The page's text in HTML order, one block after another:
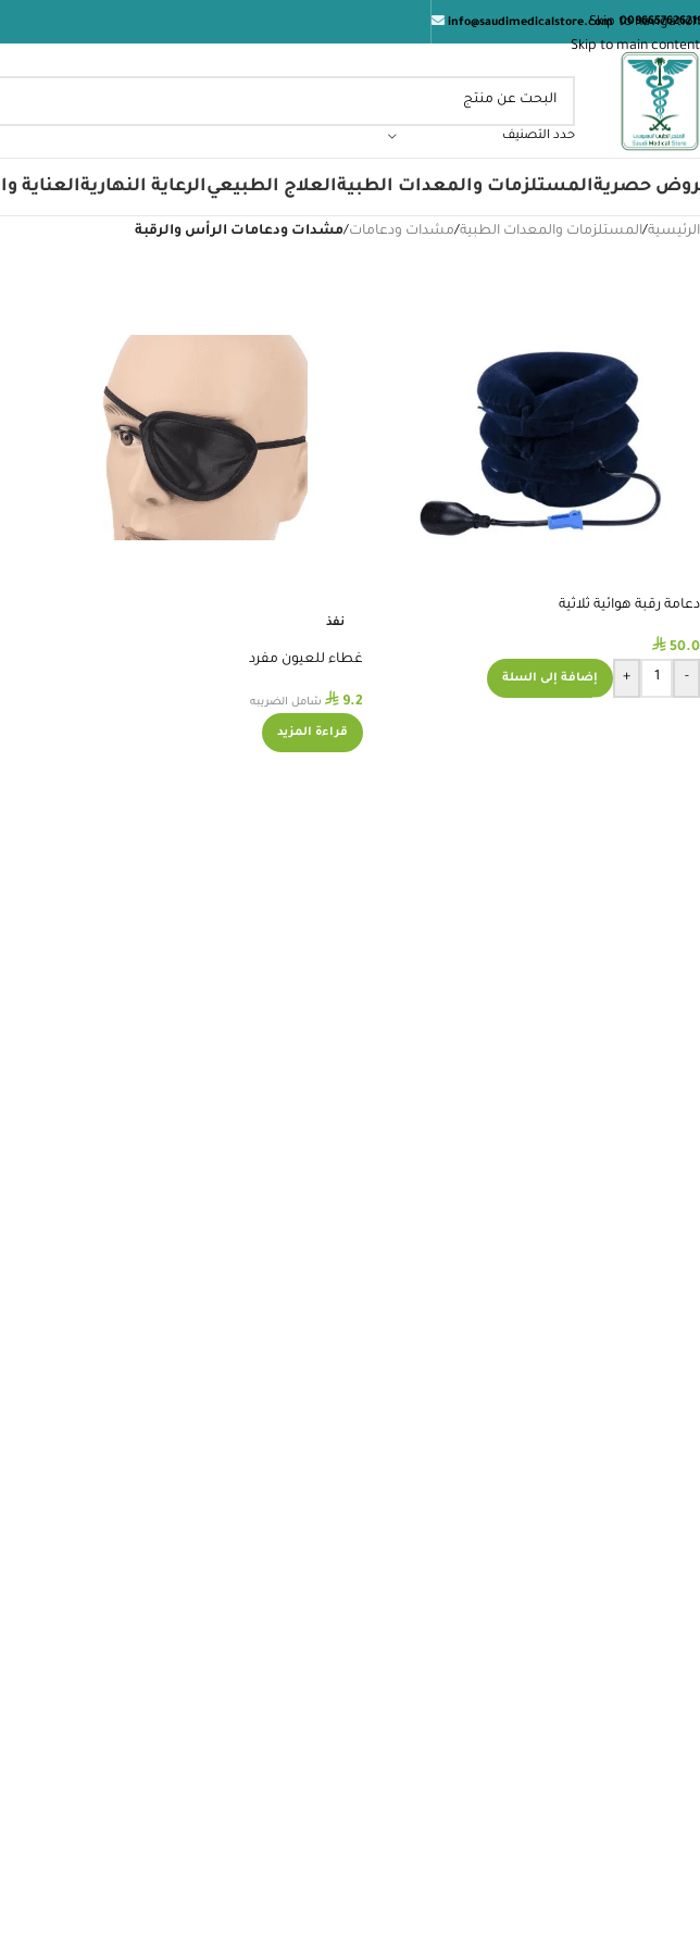
Skip to navigation
Skip to main content
info@saudimedicalstore.com
دوام الصحة والعافيه
حدد التصنيف
حصريةالمستلزمات والمعدات الطبيةالعلاج الطبيعيالرعاية النهاريةالعناية
الرئيسية/المستلزمات والمعدات الطبية/مشدات ودعامات/مشدات ودعامات الرأس والرقبة
دعامة رقبة هوائية ثلاثية
⃁ 50.0
-
+ إضافة إلى السلة
نفذ
غطاء للعيون مفرد
⃁9.2 شامل الضريبه
قراءة المزيد